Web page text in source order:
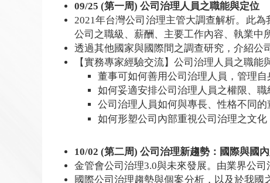
09/25 (第一周) 公司治理人員之職能與定位
2021年台灣公司治理主管大調查解析。此
公司之職級、薪酬、主要工作內容、執業中
透過其他國家與國際間之調查研究，介紹公
【實務專家經驗交流】公司治理人員之職
董事可如何善用公司治理人員，管理自
如何妥適安排公司治理人員之權限、職
公司治理人員如何與專長、性格不同
如何形塑公司內部重視公司治理之文化
10/02 (第二周) 公司治理新趨勢：國際與國
金管會公司治理3.0與未來發展。由業界公
國際公司治理趨勢與個案分析，以及於我